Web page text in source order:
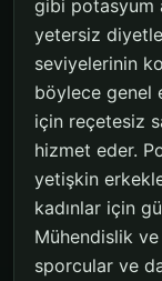
gibi potasyum
yetersiz
seviyelerinin
böylece genel
için reçetesiz
hizmet eder.
yetişkin
kadınlar için
Mühendislik
sporcular ve